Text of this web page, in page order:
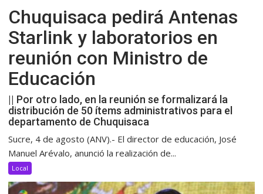
Chuquisaca pedirá Antenas
Starlink y laboratorios en
reunión con Ministro de
Educación
|| Por otro lado, en la reunión se formalizará la
distribución de 50 ítems administrativos para el
departamento de Chuquisaca
Sucre, 4 de agosto (ANV).- El director de educación, José
Manuel Arévalo, anunció la realización de...
Local